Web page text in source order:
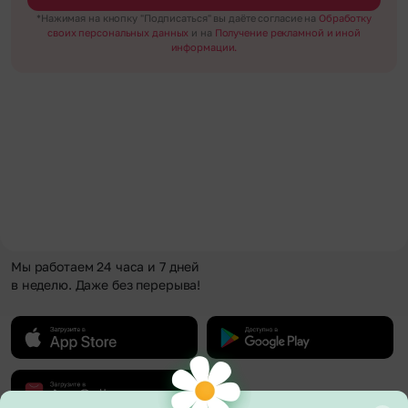
*Нажимая на кнопку "Подписаться" вы даёте согласие на Обработку
своих персональных данных и на Получение рекламной и иной
информации.
Мы работаем 24 часа и 7 дней
в неделю. Даже без перерыва!